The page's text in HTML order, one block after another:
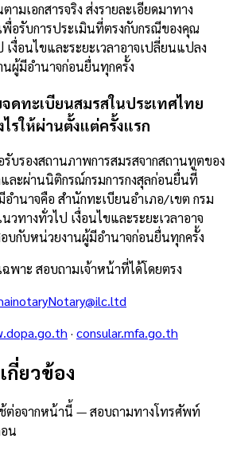
ามเอกสารจริง ส่งรายละเอียดมาทาง
อรับการประเมินที่ตรงกับกรณีของคุณ
งื่อนไขและระยะเวลาอาจเปลี่ยนแปลง
ผู้มีอำนาจก่อนยื่นทุกครั้ง
ดทะเบียนสมรสในประเทศไทย
รให้ผ่านตั้งแต่ครั้งแรก
บรองสถานภาพการสมรสจากสถานทูตของ
ะผ่านนิติกรณ์กรมการกงสุลก่อนยื่นที่
ำนาจคือ สำนักทะเบียนอำเภอ/เขต กรม
ทางทั่วไป เงื่อนไขและระยะเวลาอาจ
บกับหน่วยงานผู้มีอำนาจก่อนยื่นทุกครั้ง
พาะ สอบถามเจ้าหน้าที่ได้โดยตรง
Notary@ilc.ltd
· consular.mfa.go.th
ยวข้อง
ต่อจากหน้านี้ — สอบถามทางโทรศัพท์
น